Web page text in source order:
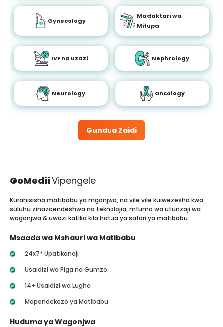
Gundua Zaidi
Gynecology
Madaktari wa
Mifupa
IVF na uzazi Nephrology
Neurology Oncology
GoMediiVipengele
Kurahisisha matibabu ya mgonjwa, na vile vile kuiwezesha kwa
suluhu zinazoendeshwa na teknolojia, mfumo wa utunzaji wa
wagonjwa & uwazi katika kila hatua ya safari ya matibabu.
Msaada wa Mshauri wa Matibabu
24x7* Upatikanaji
Usaidizi wa Piga na Gumzo
14+ Usaidizi wa Lugha
Mapendekezo ya Matibabu
Huduma ya Wagonjwa